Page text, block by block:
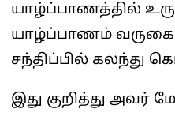
யாழ்ப்பாணத்தில்
யாழ்ப்பாணம்
சந்திப்பில் கலந்து
இது குறித்து அவர்